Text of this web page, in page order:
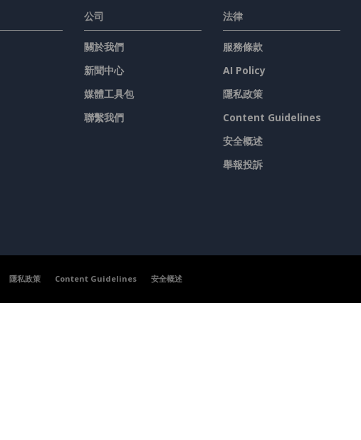
公司
關於我們
新聞中心
媒體工具包
聯繫我們
法律
服務條款
AI Policy
隱私政策
Content Guidelines
安全概述
舉報投訴
隱私政策 Content Guidelines 安全概述